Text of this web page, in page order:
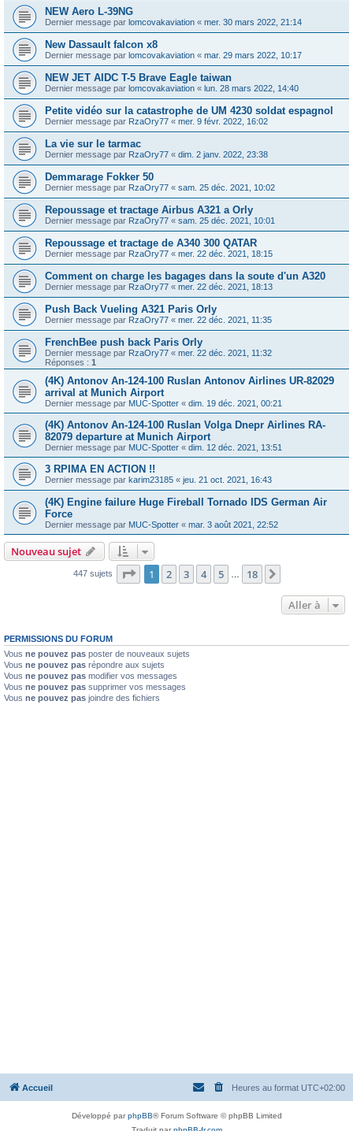
NEW Aero L-39NG
Dernier message par lomcovakaviation « mer. 30 mars 2022, 21:14
New Dassault falcon x8
Dernier message par lomcovakaviation « mar. 29 mars 2022, 10:17
NEW JET AIDC T-5 Brave Eagle taiwan
Dernier message par lomcovakaviation « lun. 28 mars 2022, 14:40
Petite vidéo sur la catastrophe de UM 4230 soldat espagnol
Dernier message par RzaOry77 « mer. 9 févr. 2022, 16:02
La vie sur le tarmac
Dernier message par RzaOry77 « dim. 2 janv. 2022, 23:38
Demmarage Fokker 50
Dernier message par RzaOry77 « sam. 25 déc. 2021, 10:02
Repoussage et tractage Airbus A321 a Orly
Dernier message par RzaOry77 « sam. 25 déc. 2021, 10:01
Repoussage et tractage de A340 300 QATAR
Dernier message par RzaOry77 « mer. 22 déc. 2021, 18:15
Comment on charge les bagages dans la soute d'un A320
Dernier message par RzaOry77 « mer. 22 déc. 2021, 18:13
Push Back Vueling A321 Paris Orly
Dernier message par RzaOry77 « mer. 22 déc. 2021, 11:35
FrenchBee push back Paris Orly
Dernier message par RzaOry77 « mer. 22 déc. 2021, 11:32
Réponses : 1
(4K) Antonov An-124-100 Ruslan Antonov Airlines UR-82029
arrival at Munich Airport
Dernier message par MUC-Spotter « dim. 19 déc. 2021, 00:21
(4K) Antonov An-124-100 Ruslan Volga Dnepr Airlines RA-
82079 departure at Munich Airport
Dernier message par MUC-Spotter « dim. 12 déc. 2021, 13:51
3 RPIMA EN ACTION !!
Dernier message par karim23185 « jeu. 21 oct. 2021, 16:43
(4K) Engine failure Huge Fireball Tornado IDS German Air
Force
Dernier message par MUC-Spotter « mar. 3 août 2021, 22:52
Nouveau sujet
447 sujets Page 1sur18
1 2 3 4 5 18
Aller à
PERMISSIONS DU FORUM
Vous ne pouvez pas poster de nouveaux sujets
Vous ne pouvez pas répondre aux sujets
Vous ne pouvez pas modifier vos messages
Vous ne pouvez pas supprimer vos messages
Vous ne pouvez pas joindre des fichiers
Accueil Heures au format UTC+02:00
Développé parphpBB® Forum Software © phpBB Limited